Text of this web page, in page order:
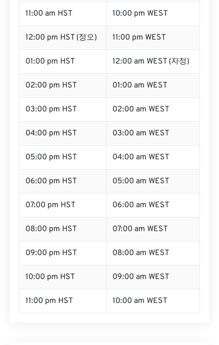
11:00 am HST 10:00 pm WEST
12:00 pm HST (정오) 11:00 pm WEST
01:00 pm HST 12:00 am WEST (자정)
02:00 pm HST 01:00 am WEST
03:00 pm HST 02:00 am WEST
04:00 pm HST 03:00 am WEST
05:00 pm HST 04:00 am WEST
06:00 pm HST 05:00 am WEST
07:00 pm HST 06:00 am WEST
08:00 pm HST 07:00 am WEST
09:00 pm HST 08:00 am WEST
10:00 pm HST 09:00 am WEST
11:00 pm HST 10:00 am WEST